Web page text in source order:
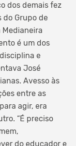
dos demais fez
do Grupo de
Medianeira
é um dos
e
José
Avesso às
entre as
agir, era
“É preciso
do educador e